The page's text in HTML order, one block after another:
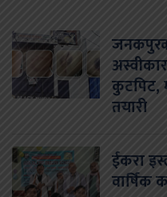
कुटपिट,
तयारी
ईकरा
वार्षिक